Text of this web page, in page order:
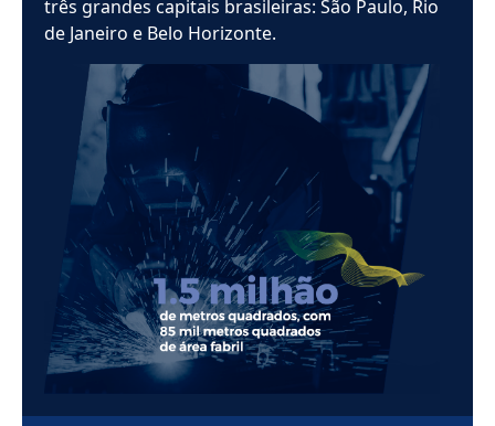
três grandes capitais brasileiras: São Paulo, Rio
de Janeiro e Belo Horizonte.